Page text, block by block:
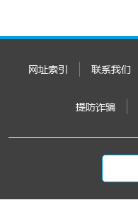
网址索引 联系我们
提防诈骗